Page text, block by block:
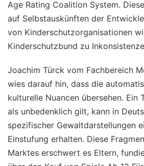
Age Rating Coalition System.
auf Selbstauskünften der
von Kinderschutzorganisationen
Kinderschutzbund zu
Joachim Türck vom Fachbereich
wies darauf hin, dass die
kulturelle Nuancen übersehen. Ein
als unbedenklich gilt, kann in
spezifischer Gewaltdarstellungen
Einstufung erhalten. Diese
Marktes erschwert es Eltern,